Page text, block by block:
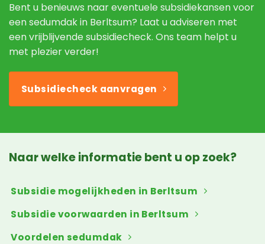
Bent u benieuws naar eventuele subsidiekansen voor
een sedumdak in Berltsum? Laat u adviseren met
een vrijblijvende subsidiecheck. Ons team helpt u
met plezier verder!
Subsidiecheck aanvragen
Naar welke informatie bent u op zoek?
Subsidie mogelijkheden in Berltsum
Subsidie voorwaarden in Berltsum
Voordelen sedumdak